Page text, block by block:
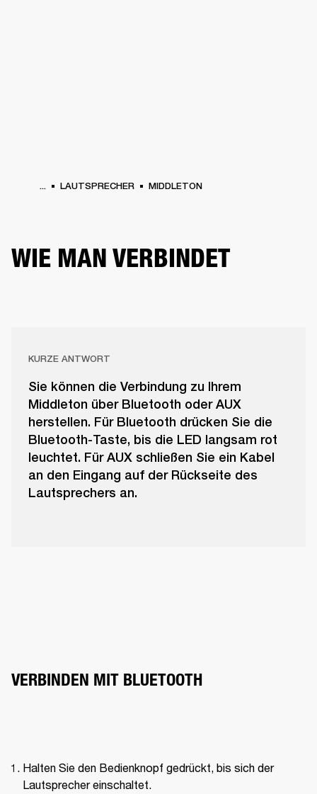
... LAUTSPRECHER MIDDLETON
WIE MAN VERBINDET
KURZE ANTWORT
Sie können die Verbindung zu Ihrem
Middleton über Bluetooth oder AUX
herstellen. Für Bluetooth drücken Sie die
Bluetooth-Taste, bis die LED langsam rot
leuchtet. Für AUX schließen Sie ein Kabel
an den Eingang auf der Rückseite des
Lautsprechers an.
VERBINDEN MIT BLUETOOTH
Halten Sie den Bedienknopf gedrückt, bis sich der
Lautsprecher einschaltet.